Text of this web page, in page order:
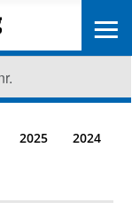
2025 2024
≡